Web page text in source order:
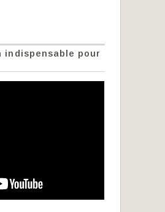
indispensable pour